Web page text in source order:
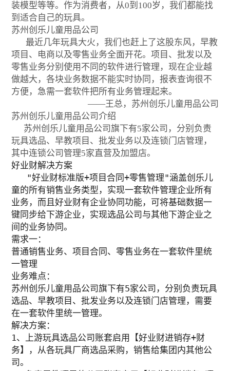
装模型等等。作为消费者，从0到100岁，我们都能找
到适合自己的玩具。
苏州创乐儿童用品公司
最近几年玩具大火，我们也赶上了这股东风，早教
项目、电商以及零售业务全面开花。项目、批发以及
零售业务分别使用不同的软件进行管理，现在企业越
做越大，各块业务数据不能实时协同，报表查询很不
方便，急需一套软件把所有业务管理起来。
——王总，苏州创乐儿童用品公司
苏州创乐儿童用品公司介绍
苏州创乐儿童用品公司旗下有5家公司，分别负责
玩具选品、早教项目、批发业务以及连锁门店管理，
其中连锁公司管理5家直营及加盟店。
好业财解决方案
"好业财标准版+项目合同+零售管理"涵盖创乐儿
童的所有销售业务类型，实现一套软件管理企业所有
业务，而且好业财有企业协同功能，可将基础数据一
键同步给下游企业，实现选品公司与其他下游企业之
间的业务协同。
需求一：
普通销售业务、项目合同、零售业务在一套软件里统
一管理
业务难点：
苏州创乐儿童用品公司旗下有5家公司，分别负责玩具
选品、早教项目、批发业务以及连锁门店管理，需要
在一套软件里统一管理。
解决方案：
1、上游玩具选品公司账套启用【好业财进销存+财
务】，从各玩具厂商选品采购，销售给集团内其他公
司。